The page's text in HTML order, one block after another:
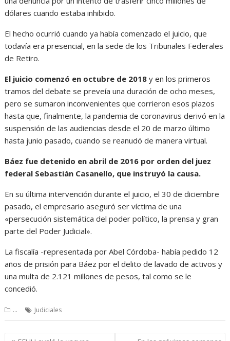
dólares cuando estaba inhibido.
El hecho ocurrió cuando ya había comenzado el juicio, que
todavía era presencial, en la sede de los Tribunales Federales
de Retiro.
El juicio comenzó en octubre de 2018y en los primeros
tramos del debate se preveía una duración de ocho meses,
pero se sumaron inconvenientes que corrieron esos plazos
hasta que, finalmente, la pandemia de coronavirus derivó en la
suspensión de las audiencias desde el 20 de marzo último
hasta junio pasado, cuando se reanudó de manera virtual.
Báez fue detenido en abril de 2016 por orden del juez
federal Sebastián Casanello, que instruyó la causa.
En su última intervención durante el juicio, el 30 de diciembre
pasado, el empresario aseguró ser víctima de una
«persecución sistemática del poder político, la prensa y gran
parte del Poder Judicial».
La fiscalía -representada por Abel Córdoba- había pedido 12
años de prisión para Báez por el delito de lavado de activos y
una multa de 2.121 millones de pesos, tal como se le
concedió.
... Judiciales